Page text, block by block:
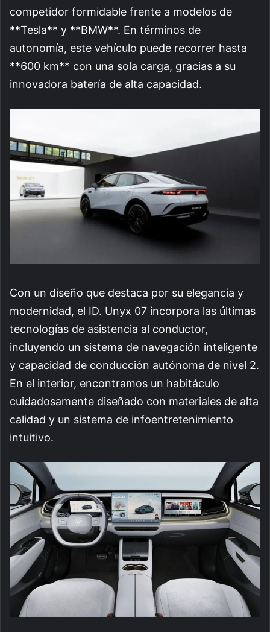
competidor formidable frente a modelos de
**Tesla** y **BMW**. En términos de
autonomía, este vehículo puede recorrer hasta
**600 km** con una sola carga, gracias a su
innovadora batería de alta capacidad.
Con un diseño que destaca por su elegancia y
modernidad, el ID. Unyx 07 incorpora las últimas
tecnologías de asistencia al conductor,
incluyendo un sistema de navegación inteligente
y capacidad de conducción autónoma de nivel 2.
En el interior, encontramos un habitáculo
cuidadosamente diseñado con materiales de alta
calidad y un sistema de infoentretenimiento
intuitivo.